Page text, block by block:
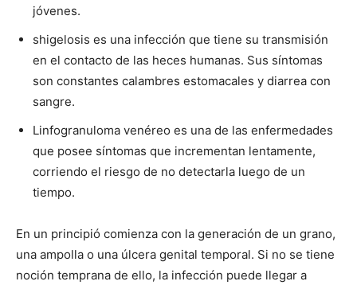
jóvenes.
shigelosis es una infección que tiene su transmisión
en el contacto de las heces humanas. Sus síntomas
son constantes calambres estomacales y diarrea con
sangre.
Linfogranuloma venéreo es una de las enfermedades
que posee síntomas que incrementan lentamente,
corriendo el riesgo de no detectarla luego de un
tiempo.
En un principió comienza con la generación de un grano,
una ampolla o una úlcera genital temporal. Si no se tiene
noción temprana de ello, la infección puede llegar a